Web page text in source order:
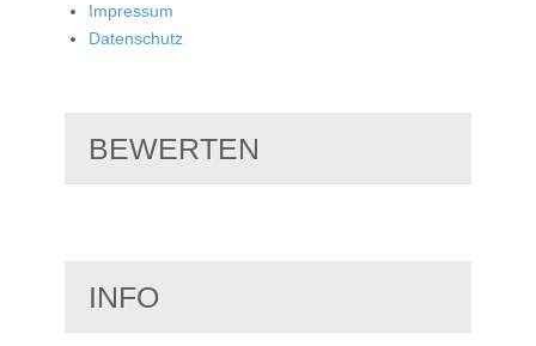
Impressum
Datenschutz
BEWERTEN
INFO